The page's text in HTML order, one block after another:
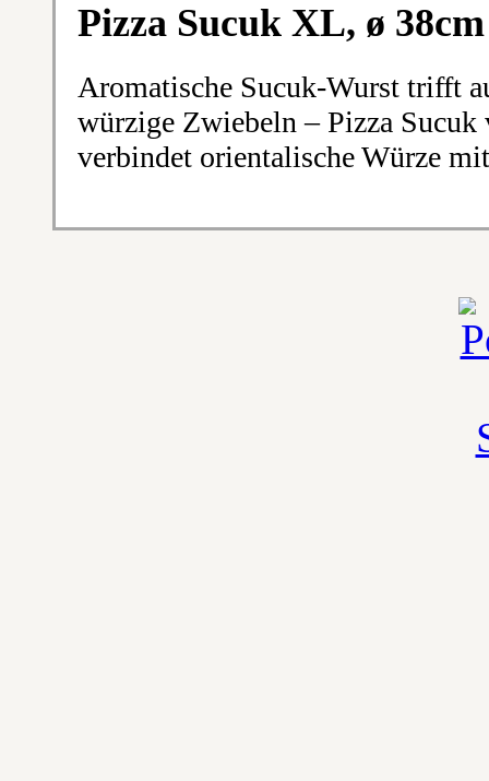
Pizza Sucuk XL, ø 38cm
Aromatische Sucuk-Wurst trifft
würzige Zwiebeln – Pizza
verbindet orientalische Würze